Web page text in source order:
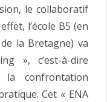
le collaboratif
l’école B5 (en
la Bretagne) va
», c’est-à-dire
confrontation
Cet « ENA